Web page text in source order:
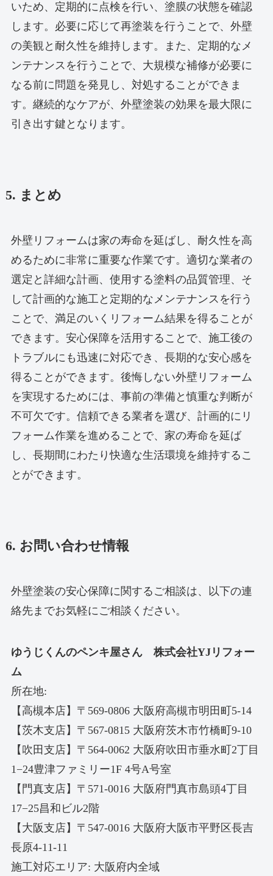
いため、定期的に点検を行い、塗膜の状態を確認
します。必要に応じて再塗装を行うことで、外壁
の美観と耐久性を維持します。また、定期的なメ
ンテナンスを行うことで、大規模な補修が必要に
なる前に問題を発見し、対処することができま
す。継続的なケアが、外壁塗装の効果を最大限に
引き出す鍵となります。
5. まとめ
外壁リフォームは家の寿命を延ばし、耐久性を高
めるために非常に重要な作業です。適切な業者の
選定と詳細な計画、使用する塗料の品質管理、そ
して計画的な施工と定期的なメンテナンスを行う
ことで、満足のいくリフォーム結果を得ることが
できます。安心保障を活用することで、施工後の
トラブルにも迅速に対応でき、長期的な安心感を
得ることができます。後悔しない外壁リフォーム
を実現するためには、事前の準備と慎重な判断が
不可欠です。信頼できる業者を選び、計画的にリ
フォーム作業を進めることで、家の寿命を延ば
し、長期間にわたり快適な生活環境を維持するこ
とができます。
6. お問い合わせ情報
外壁塗装の安心保障に関するご相談は、以下の連
絡先までお気軽にご相談ください。
ゆうじくんのペンキ屋さん 株式会社YJリフォー
ム
所在地:
【高槻本店】〒569-0806 大阪府高槻市明田町5-14
【茨木支店】〒567-0815 大阪府茨木市竹橋町9-10
【吹田支店】〒564-0062 大阪府吹田市垂水町2丁目
1−24豊津ファミリー1F 4号A号室
【門真支店】〒571-0016 大阪府門真市島頭4丁目
17−25昌和ビル2階
【大阪支店】〒547-0016 大阪府大阪市平野区長吉
長原4-11-11
施工対応エリア: 大阪府内全域